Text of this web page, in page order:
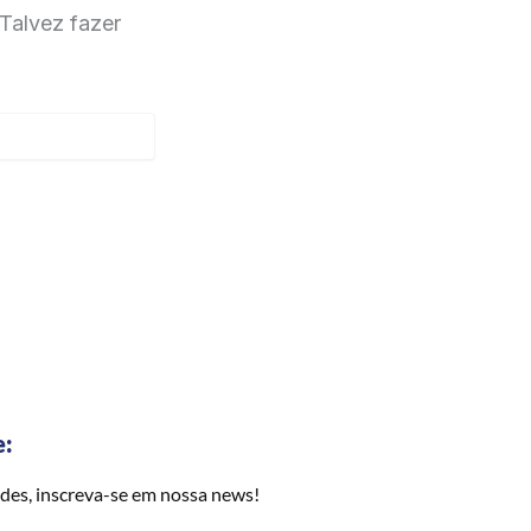
fazer
inscreva-se em nossa news!